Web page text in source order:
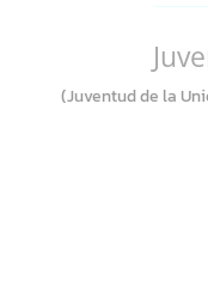
(Juventud de la